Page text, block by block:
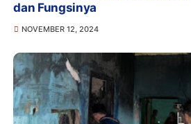
dan Fungsinya
NOVEMBER 12, 2024